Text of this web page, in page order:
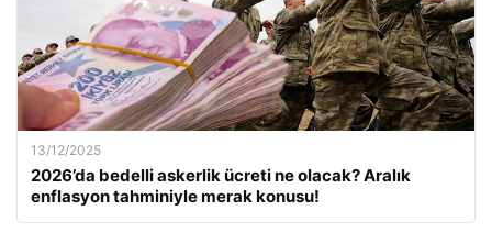
13/12/2025
2026’da bedelli askerlik ücreti ne olacak? Aralık
enflasyon tahminiyle merak konusu!